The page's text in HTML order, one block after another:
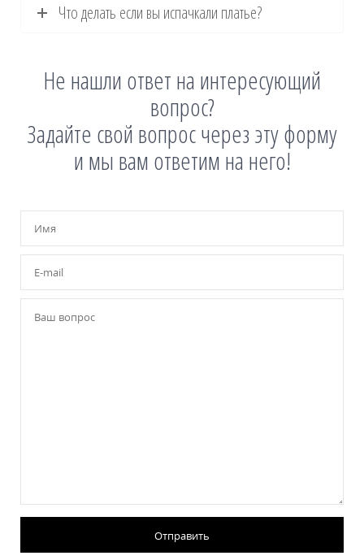
Что делать если вы испачкали платье?
Не нашли ответ на интересующий
вопрос?
Задайте свой вопрос через эту форму
и мы вам ответим на него!